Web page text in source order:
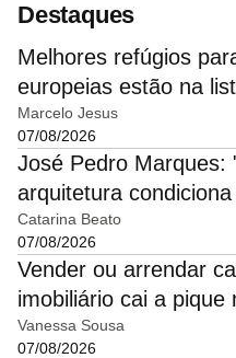
Destaques
Melhores refúgios
europeias estão na
Marcelo Jesus
07/08/2026
José Pedro Marques:
arquitetura
Catarina Beato
07/08/2026
Vender ou arrendar
imobiliário cai a pique
Vanessa Sousa
07/08/2026